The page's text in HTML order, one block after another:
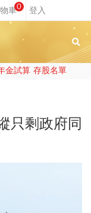
0
金試算 存股名單
只剩政府同